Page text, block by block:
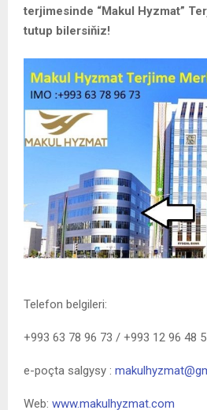
terjimesinde “Makul Hyzmat”
tutup bilersiňiz!
Telefon belgileri:
+993 63 78 96 73 / +993 12 96 48
e-poçta salgysy :
Web: www.makulhyzmat.com